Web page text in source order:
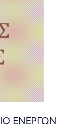
ΕΝΕΡΓΩΝ